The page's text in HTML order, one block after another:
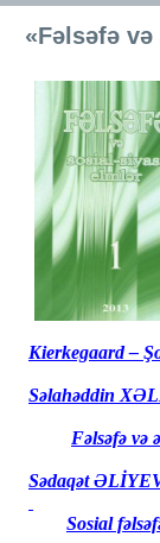
«Fəlsəfə
Kierkegaard –
Səlahəddin
Fəlsəfə və
Sədaqət
Sosial